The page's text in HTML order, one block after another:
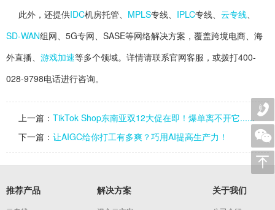
此外，还提供IDC机房托管、 MPLS专线、 IPLC专线、 云专线、
SD-WAN组网、5G专网、SASE等网络解决方案，覆盖跨境电商、海
外直播、 游戏加速等多个领域。详情请联系官网客服，或拨打400-
028-9798电话进行咨询。
上一篇： TikTok Shop东南亚双12大促在即！爆单离不开它......
下一篇： 让AIGC给你打工有多爽？巧用AI提高生产力！
推荐产品 解决方案 关于我们